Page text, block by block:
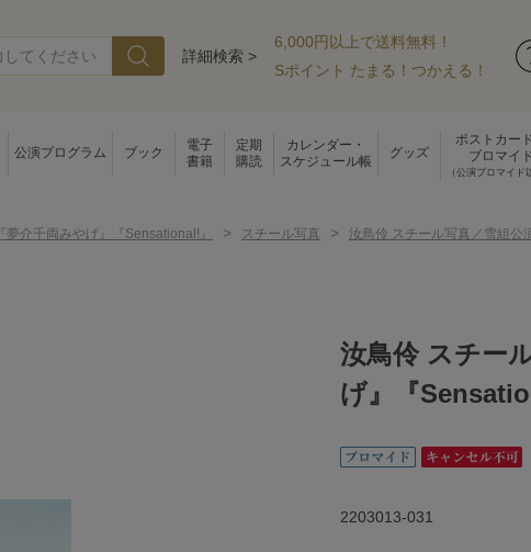
詳細検索 >
6,000円以上で送料無料！
Sポイント たまる！つかえる！
公演プログラム ブック
電子
書籍
定期
購読
カレンダー・
スケジュール帳
グッズ
ポストカー
ブロマイ
（公演ブロマイド
『夢介千両みやげ』『Sensational!』 > スチール写真 > 汝鳥伶 スチール写真／雪組公
汝鳥伶 スチー
げ』『
2203013-031